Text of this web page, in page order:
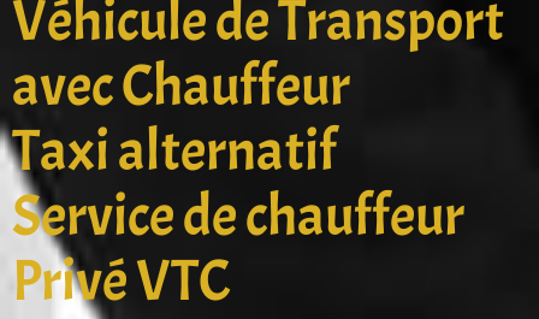
Véhicule de Transport
avec Chauffeur
Taxi alternatif
Service de chauffeur
Privé VTC